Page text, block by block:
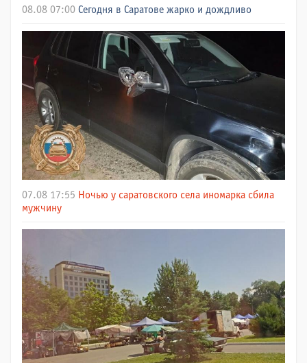
08.08 07:00 Сегодня в Саратове жарко и дождливо
07.08 17:55 Ночью у саратовского села иномарка сбила
мужчину